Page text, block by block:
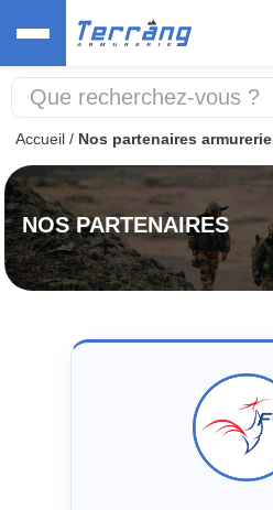
Accueil / Nos partenaires armurerie
NOS PARTENAIRES